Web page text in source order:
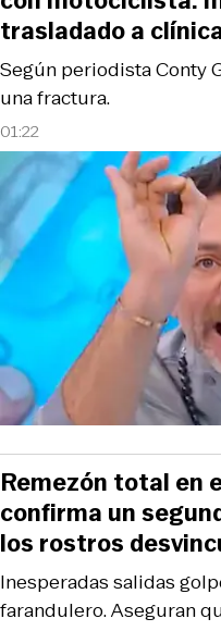
01:22
Según periodista Conty
una fractura.
trasladado a
Inesperadas salidas
farandulero. Aseguran
Remezón total en
confirma un
los rostros